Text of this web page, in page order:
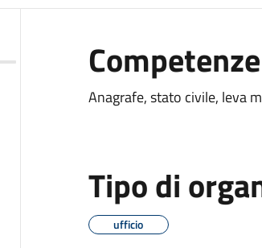
Competenze
Anagrafe, stato civile, leva
Tipo di
ufficio